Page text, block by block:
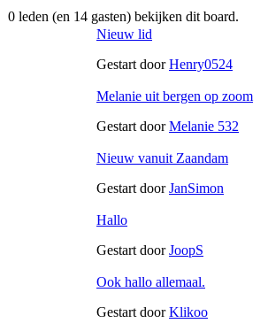
0 leden (en 14 gasten) bekijken dit board.
Nieuw lid
Gestart doorHenry0524
Melanie uit bergen op zoom
Gestart doorMelanie 532
Nieuw vanuit Zaandam
Gestart doorJanSimon
Hallo
Gestart doorJoopS
Ook hallo allemaal.
Gestart doorKlikoo